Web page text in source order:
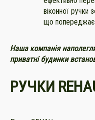
віконної ручки
що
Наша компанія
приватні будинки
РУЧКИ